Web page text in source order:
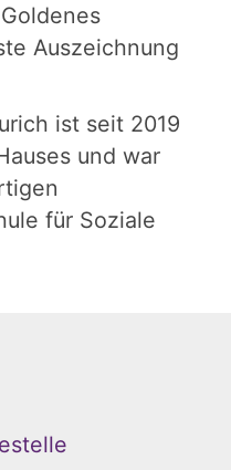
Auszeichnung
ist seit 2019
und war
für Soziale